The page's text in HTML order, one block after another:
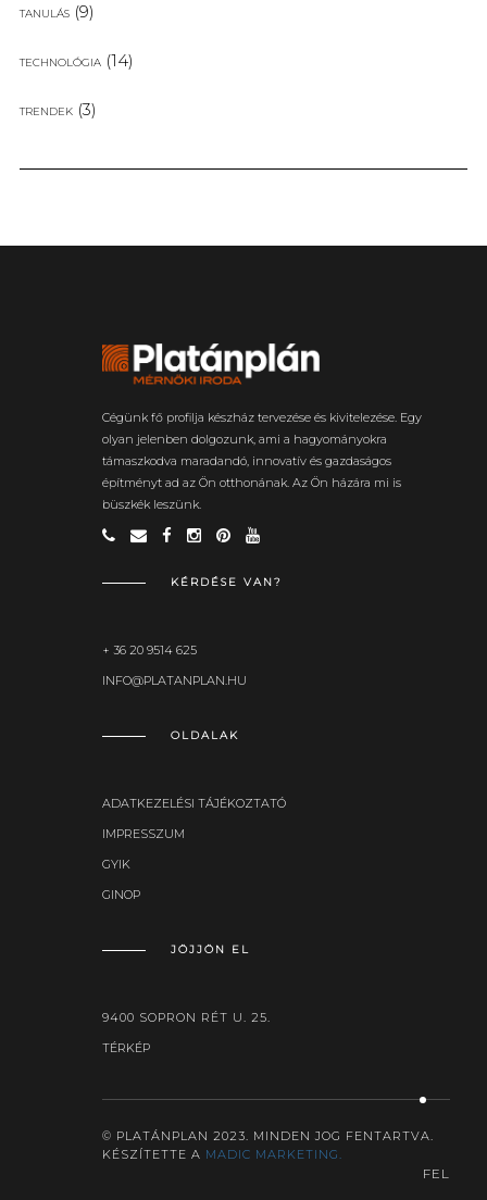
TANULÁS(9)
TECHNOLÓGIA(14)
TRENDEK(3)
Cégünk fő profilja készház tervezése és kivitelezése. Egy
olyan jelenben dolgozunk, ami a hagyományokra
támaszkodva maradandó, innovatív és gazdaságos
építményt ad az Ön otthonának. Az Ön házára mi is
büszkék leszünk.
KÉRDÉSE VAN?
+ 36 20 9514 625
INFO@PLATANPLAN.HU
OLDALAK
ADATKEZELÉSI TÁJÉKOZTATÓ
IMPRESSZUM
GYIK
GINOP
JÖJJÖN EL
9400 SOPRON RÉT U. 25.
TÉRKÉP
© PLATÁNPLAN 2023. MINDEN JOG FENTARTVA.
KÉSZÍTETTE A MADIC MARKETING.
FEL